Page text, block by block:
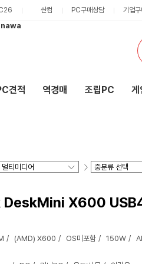
싼컴 PC구매상담 기업
견적 역경매 조립PC 게
DeskMini X600
(AMD) X600 OS미포함 150W